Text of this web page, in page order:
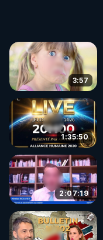
3:57
1:35:50
2:07:19